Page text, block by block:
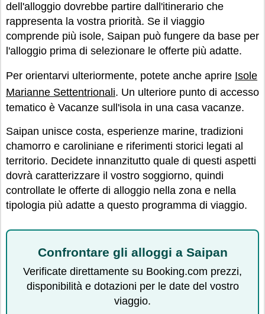
dell'alloggio dovrebbe partire dall'itinerario che
rappresenta la vostra priorità. Se il viaggio
comprende più isole, Saipan può fungere da base per
l'alloggio prima di selezionare le offerte più adatte.
Per orientarvi ulteriormente, potete anche aprire Isole
Marianne Settentrionali. Un ulteriore punto di accesso
tematico è Vacanze sull'isola in una casa vacanze.
Saipan unisce costa, esperienze marine, tradizioni
chamorro e caroliniane e riferimenti storici legati al
territorio. Decidete innanzitutto quale di questi aspetti
dovrà caratterizzare il vostro soggiorno, quindi
controllate le offerte di alloggio nella zona e nella
tipologia più adatte a questo programma di viaggio.
Confrontare gli alloggi a Saipan
Verificate direttamente su Booking.com prezzi,
disponibilità e dotazioni per le date del vostro
viaggio.